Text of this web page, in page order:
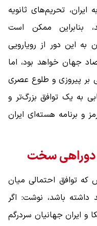
تحریم‌های ثانویه
بنابراین ممکن است
به این دور از رویارویی
جهان خواهد بود، اما
بر پیروزی و طلوع عصری
به یک توافق بزرگ‌تر و
و برنامه هسته‌ای ایران
دوراهی سخت
توافق احتمالی میان
داشته باشد، نوشت: اگر
و ایران جهانیان سردرگم